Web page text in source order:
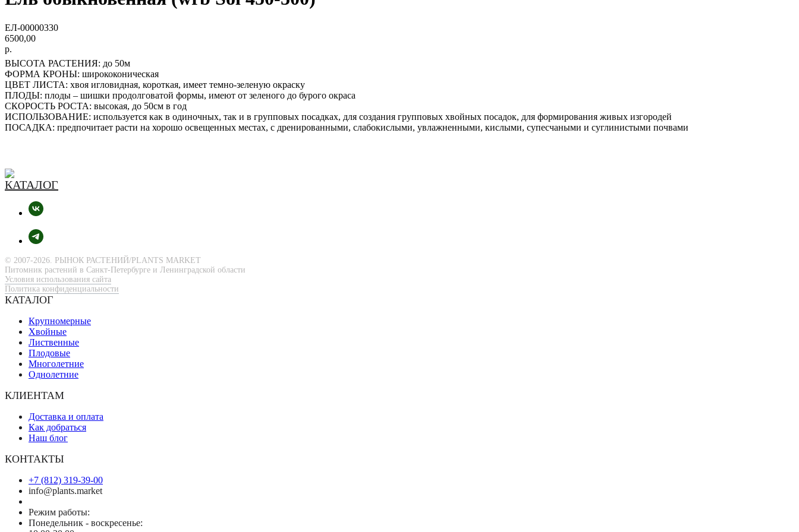
ЕЛ-00000330
6500,00
р.
ВЫСОТА РАСТЕНИЯ: до 50м
ФОРМА КРОНЫ: ширококоническая
ЦВЕТ ЛИСТА: хвоя игловидная, короткая, имеет темно-зеленую окраску
ПЛОДЫ: плоды – шишки продолговатой формы, имеют от зеленого до бурого окраса
СКОРОСТЬ РОСТА: высокая, до 50см в год
ИСПОЛЬЗОВАНИЕ: используется как в одиночных, так и в групповых посадках, для создания групповых хвойных посадок, для формирования живых изгородей
ПОСАДКА: предпочитает расти на хорошо освещенных местах, с дренированными, слабокислыми, увлажненными, кислыми, супесчаными и суглинистыми почвами
© 2007-2026. РЫНОК РАСТЕНИЙ/PLANTS MARKET
Питомник растений в Санкт-Петербурге и Ленинградской области
Условия использования сайта
Политика конфиденциальности
КАТАЛОГ
Крупномерные
Хвойные
Лиственные
Плодовые
Многолетние
Однолетние
КЛИЕНТАМ
Доставка и оплата
Как добраться
Наш блог
КОНТАКТЫ
+7 (812) 319-39-00
info@plants.market
Режим работы:
Понедельник - воскресенье: